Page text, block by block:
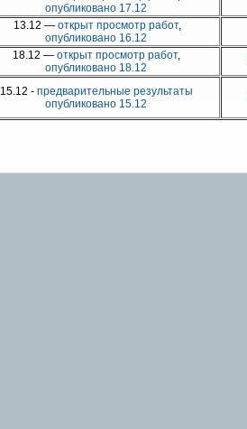
опубликовано 17.12
13.12 — открыт просмотр работ,
опубликовано 16.12
18.12 —открыт просмотр работ,
опубликовано 18.12
15.12 - предварительные результаты
опубликовано 15.12